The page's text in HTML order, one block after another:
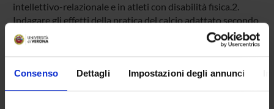
Consenso Dettagli Impostazioni degli annunci
intellettivo-relazionale e in atleti con disabilità fisica.2.
Indagare gli effetti della pratica del calcio adattato secondo
la metodologia e il programma di allenamento adottato
dagli “Insuperabili” su aspetti legati a salute, prestazione
fisica e qualità di vita.
Associazioni di categoria; Insegnanti e Personale docente